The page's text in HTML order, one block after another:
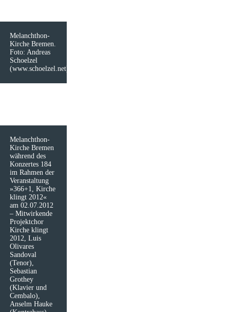
Melanchthon-
Kirche Bremen.
Foto: Andreas
Schoelzel
(www.schoelzel.net)
Melanchthon-
Kirche Bremen
während des
Konzertes 184
im Rahmen der
Veranstaltung
»366+1, Kirche
klingt 2012«
am 02.07.2012
– Mitwirkende
Projektchor
Kirche klingt
2012, Luis
Olivares
Sandoval
(Tenor),
Sebastian
Grothey
(Klavier und
Cembalo),
Anselm Hauke